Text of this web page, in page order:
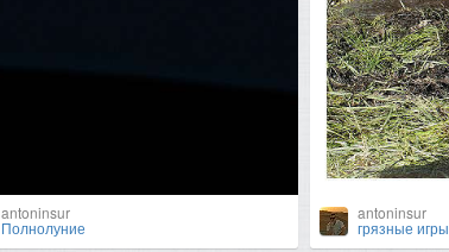
antoninsur
Полнолуние
antoninsur
грязные игры